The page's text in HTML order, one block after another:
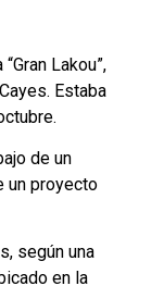
Lakou”,
Estaba
de un
un proyecto
según una
en la